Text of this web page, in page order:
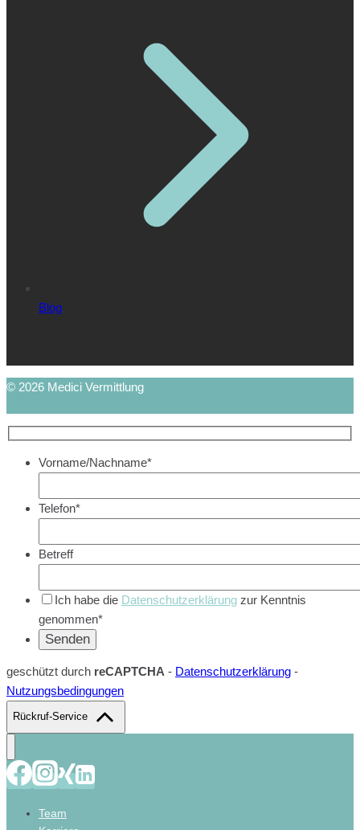
Blog
© 2026 Medici Vermittlung
Vorname/Nachname*
Telefon*
Betreff
Ich habe die Datenschutzerklärung zur Kenntnis
genommen*
geschützt durch reCAPTCHA - Datenschutzerklärung -
Nutzungsbedingungen
Rückruf-Service
Team